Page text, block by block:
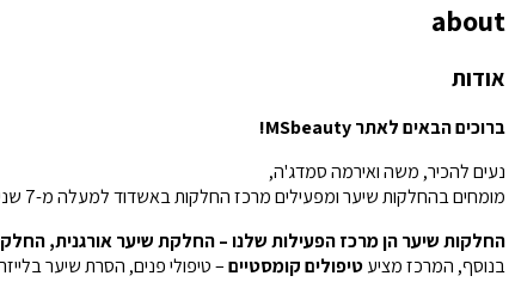
about
אודות
ברוכים הבאים לאתר MSbeauty!
נעים להכיר, משה ואירמה סמדג'ה,
מומחים בהחלקות שיער ומפעילים מרכז החלקות באשדוד למעלה מ-7 שנים.
החלקות שיער הן מרכז הפעילות שלנו – החלקת שיער אורגנית,
בנוסף, המרכז מציעטיפולים קומסטיים– טיפולי פנים, הסרת שיער